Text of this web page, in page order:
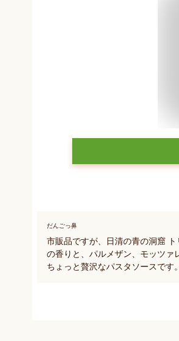
だんごっ鼻
市販品ですが、日清の青の洞窟
の香りと、パルメザン、モッツァ
ちょっと贅沢なパスタソースです。